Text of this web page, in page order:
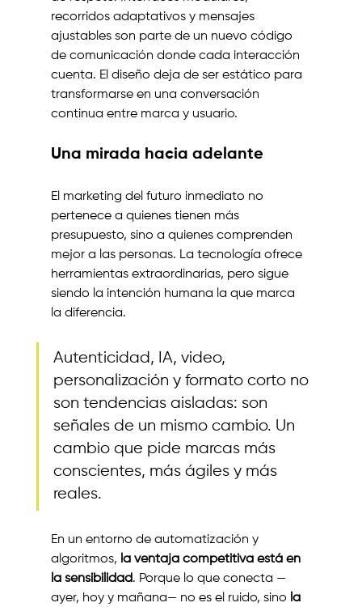
recorridos adaptativos y mensajes
ajustables son parte de un nuevo código
de comunicación donde cada interacción
cuenta. El diseño deja de ser estático para
transformarse en una conversación
continua entre marca y usuario.
Una mirada hacia adelante
El marketing del futuro inmediato no
pertenece a quienes tienen más
presupuesto, sino a quienes comprenden
mejor a las personas. La tecnología ofrece
herramientas extraordinarias, pero sigue
siendo la intención humana la que marca
la diferencia.
Autenticidad, IA, video,
personalización y formato corto no
son tendencias aisladas: son
señales de un mismo cambio. Un
cambio que pide marcas más
conscientes, más ágiles y más
reales.
En un entorno de automatización y
algoritmos, la ventaja competitiva está en
la sensibilidad. Porque lo que conecta —
ayer, hoy y mañana— no es el ruido, sino la